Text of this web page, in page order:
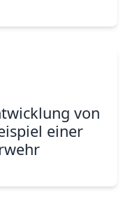
von
einer